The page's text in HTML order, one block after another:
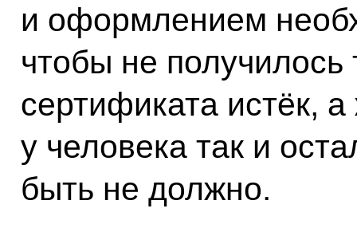
и оформлением
чтобы не получилось
сертификата истёк,
у человека так и
быть не должно.